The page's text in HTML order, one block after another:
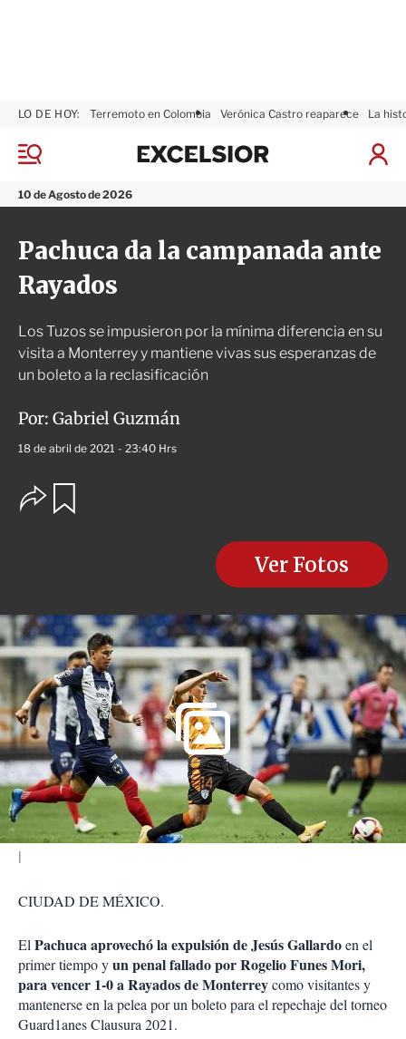
M
n
ú
10 de Agosto de 2026
LO DE HOY: Terremoto en Colombia Verónica Castro reaparece La
I
a
r
i
x
l
i
o
Pachuca da la campanada ante
Rayados
Los Tuzos se impusieron por la mínima diferencia en su
visita a Monterrey y mantiene vivas sus esperanzas de
un boleto a la reclasificación
Por: Gabriel Guzmán
18 de abril de 2021 - 23:40 Hrs
O
p
s
d
e
c
o
m
p
a
r
t
i
r
Ver Fotos
CIUDAD DE MÉXICO.
El Pachuca aprovechó la expulsión de Jesús Gallardoen el
primer tiempo yun penal fallado por Rogelio Funes Mori,
para vencer 1-0 a Rayados de Monterreycomo visitantes y
mantenerse en la pelea por un boleto para el repechaje del torneo
Guard1anes Clausura 2021.